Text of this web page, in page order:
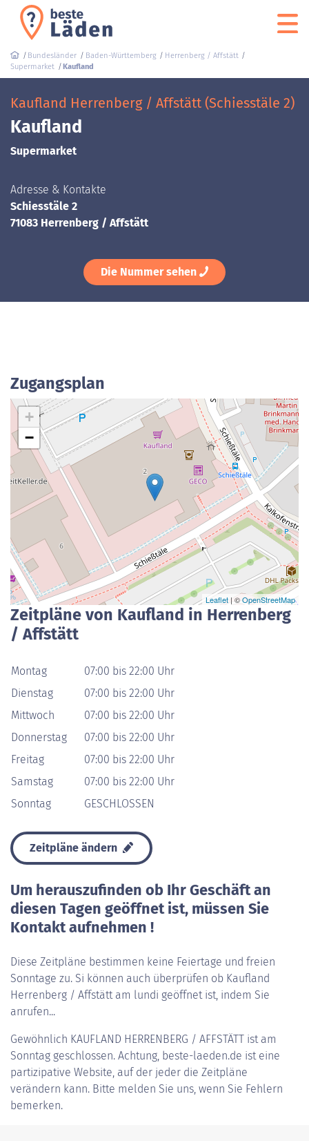
Bundesländer Baden-Württemberg
Herrenberg / Affstätt
Supermarket
Kaufland
Kaufland Herrenberg / Affstätt (Schiesstäle 2)
Kaufland
Supermarket
Adresse & Kontakte
Schiesstäle 2
71083 Herrenberg / Affstätt
Die Nummer sehen
Zugangsplan
+
−
Leaflet | ©OpenStreetMap
Zeitpläne von Kaufland in Herrenberg
/ Affstätt
Montag
07:00 bis 22:00 Uhr
Dienstag
07:00 bis 22:00 Uhr
Mittwoch
07:00 bis 22:00 Uhr
Donnerstag
07:00 bis 22:00 Uhr
Freitag
07:00 bis 22:00 Uhr
Samstag
07:00 bis 22:00 Uhr
Sonntag
GESCHLOSSEN
Zeitpläne ändern
Um herauszufinden ob Ihr Geschäft an
diesen Tagen geöffnet ist, müssen Sie
Kontakt aufnehmen !
Diese Zeitpläne bestimmen keine Feiertage und freien
Sonntage zu. Si können auch überprüfen ob Kaufland
Herrenberg / Affstätt am lundi geöffnet ist, indem Sie
anrufen...
Gewöhnlich KAUFLAND HERRENBERG / AFFSTÄTT ist am
Sonntag geschlossen. Achtung, beste-laeden.de ist eine
partizipative Website, auf der jeder die Zeitpläne
verändern kann. Bitte melden Sie uns, wenn Sie Fehlern
bemerken.